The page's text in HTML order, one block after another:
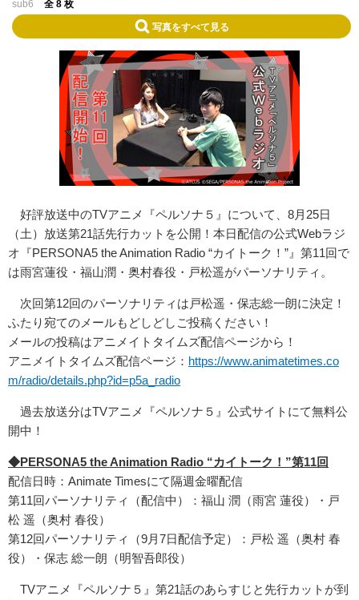
sub6 全 8 枚
写真をすべて見る
好評放送中のTVアニメ『ペルソナ５』について、8月25日
（土）放送第21話先行カットを公開！本日配信の公式Webラジ
オ『PERSONA5 the Animation Radio “カイトーク！”』第11回で
は雨宮蓮役・福山潤・奥村春役・戸松遥がパーソナリティ。
次回第12回のパーソナリティは戸松遥・保志総一朗に決定！
ふたり宛てのメールもどしどしご投稿ください！
メールの投稿はアニメイトタイムズ配信ページから！
アニメイトタイムズ配信ページ： https://www.animatetimes.co
m/radio/details.php?id=p5a_radio
過去放送分はTVアニメ『ペルソナ５』公式サイトにて無料公
開中！
◆PERSONA5 the Animation Radio “カイトーク！”第11回
配信日時：Animate Timesにて隔週金曜配信
第11回パーソナリティ（配信中）：福山 潤（雨宮 蓮役）・戸
松 遥（奥村 春役）
第12回パーソナリティ（9月7日配信予定）：戸松 遥（奥村 春
役）・保志 総一朗（明智吾郎役）
TVアニメ『ペルソナ５』第21話のあらすじと先行カットが到